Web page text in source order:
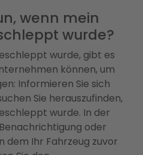
wenn mein
wurde?
wurde, gibt es
können, um
Informieren Sie sich
Sie herauszufinden,
wurde. In der
oder
dem Ihr Fahrzeug zuvor